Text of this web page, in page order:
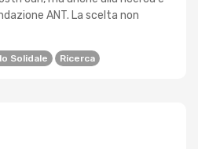
ANT. La scelta non
Solidale Ricerca